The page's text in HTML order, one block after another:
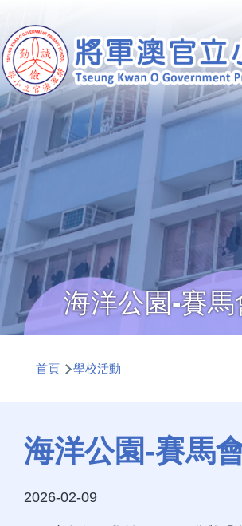
海洋公園-賽
航
結
首頁 學校活動
海洋公園-賽馬
2026-02-09